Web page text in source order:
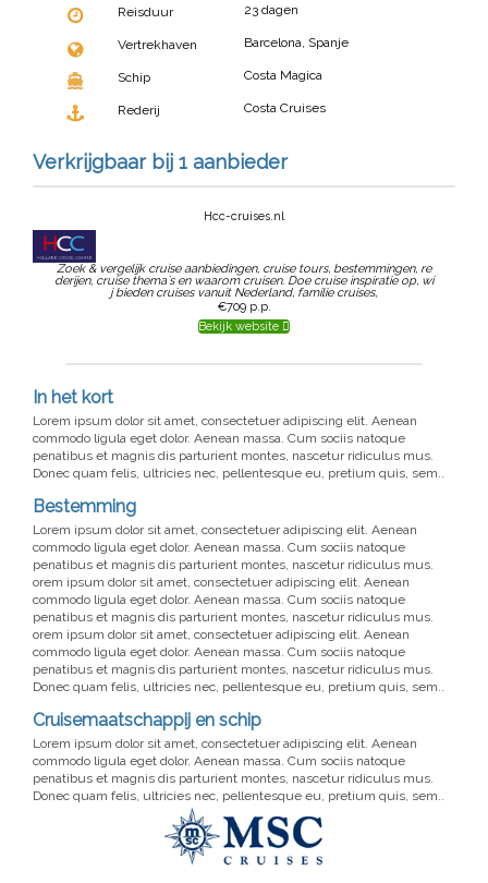
Reisduur
23 dagen
Vertrekhaven Barcelona, Spanje
Schip Costa Magica
Rederij Costa Cruises
Verkrijgbaar bij 1 aanbieder
Hcc-cruises.nl
Zoek & vergelijk cruise aanbiedingen, cruise tours, bestemmingen, re
derijen, cruise thema`s en waarom cruisen. Doe cruise inspiratie op, wi
j bieden cruises vanuit Nederland, familie cruises,
€709p.p.
Bekijk website
In het kort
Lorem ipsum dolor sit amet, consectetuer adipiscing elit. Aenean
commodo ligula eget dolor. Aenean massa. Cum sociis natoque
penatibus et magnis dis parturient montes, nascetur ridiculus mus.
Donec quam felis, ultricies nec, pellentesque eu, pretium quis, sem..
Bestemming
Lorem ipsum dolor sit amet, consectetuer adipiscing elit. Aenean
commodo ligula eget dolor. Aenean massa. Cum sociis natoque
penatibus et magnis dis parturient montes, nascetur ridiculus mus.
orem ipsum dolor sit amet, consectetuer adipiscing elit. Aenean
commodo ligula eget dolor. Aenean massa. Cum sociis natoque
penatibus et magnis dis parturient montes, nascetur ridiculus mus.
orem ipsum dolor sit amet, consectetuer adipiscing elit. Aenean
commodo ligula eget dolor. Aenean massa. Cum sociis natoque
penatibus et magnis dis parturient montes, nascetur ridiculus mus.
Donec quam felis, ultricies nec, pellentesque eu, pretium quis, sem..
Cruisemaatschappij en schip
Lorem ipsum dolor sit amet, consectetuer adipiscing elit. Aenean
commodo ligula eget dolor. Aenean massa. Cum sociis natoque
penatibus et magnis dis parturient montes, nascetur ridiculus mus.
Donec quam felis, ultricies nec, pellentesque eu, pretium quis, sem..